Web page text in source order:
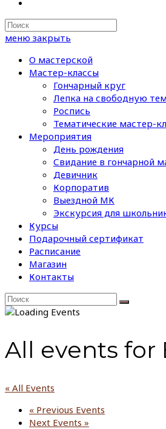
Search
this
меню закрыть
О мастерской
Мастер-классы
Гончарный круг
Лепка на свободную
Роспись
Тематические мастер-
Мероприятия
День рождения
Свидание в гончарной
Девичник
Корпоратив
Выездной МК
Экскурсия для
Курсы
Подарочный сертификат
Расписание
Магазин
Контакты
All events
« All Events
« Previous Events
Next Events »